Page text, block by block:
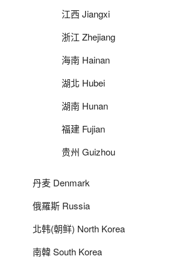
江西 Jiangxi
浙江 Zhejiang
海南 Hainan
湖北 Hubei
湖南 Hunan
福建 Fujian
贵州 Guizhou
丹麦 Denmark
俄羅斯 Russia
北韩(朝鲜) North Korea
南韓 South Korea